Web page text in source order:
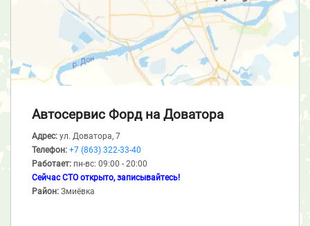
Автосервис Форд на Доватора
Адрес: ул. Доватора, 7
Телефон: +7 (863) 322-33-40
Работает: пн-вс: 09:00 - 20:00
Сейчас СТО открыто, записывайтесь!
Район: Змиёвка